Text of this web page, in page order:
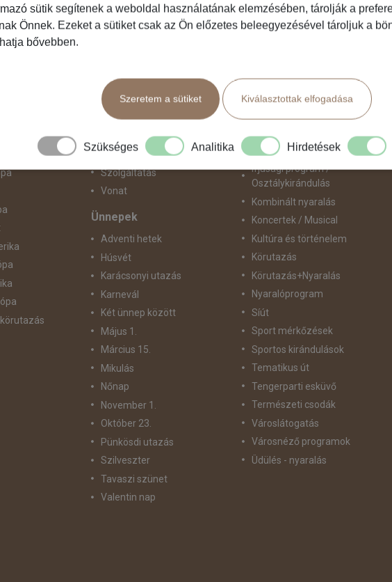
Közlekedés
Busszal
Fly & Drive
Hajó
repülő+busz
repülő+hajó
Repülővel
Szolgáltatás
Vonat
Ünnepek
Adventi hetek
Húsvét
Karácsonyi utazás
Karnevál
Két ünnep között
Május 1.
Március 15.
Mikulás
Nőnap
November 1.
Október 23.
Pünkösdi utazás
Szilveszter
Tavaszi szünet
Valentin nap
Programtípus
1 napos utak
Egzotikus út
Fesztiválok
Golfút
Gyalogtúra
Hajóút
Ifjúsági program /
Osztálykirándulás
Kombinált nyaralás
Koncertek / Musical
Kultúra és történelem
Körutazás
Körutazás+Nyaralás
Nyaralóprogram
Síút
Sport mérkőzések
Sportos kirándulások
Tematikus út
Tengerparti esküvő
Természeti csodák
Városlátogatás
Városnéző programok
Üdülés - nyaralás
sütik segítenek a weboldal használatának elemzésében, tárolják a
Önnek. Ezeket a sütiket csak az Ön előzetes beleegyezésével tároljuk a
bővebben.
Szeretem a sütiket Kiválasztottak elfogadása
Szükséges Analitika Hirdetések